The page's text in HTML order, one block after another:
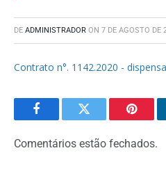
DE ADMINISTRADOR ON 7 DE AGOSTO DE
Contrato n°. 1142.2020 -
FacebookTwitter
Comentários estão fechados.